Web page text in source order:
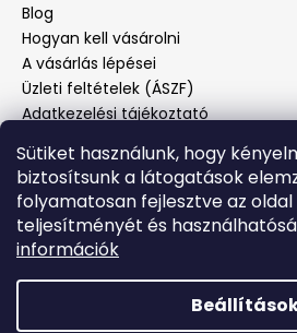
Sütiket használunk, hogy
biztosítsunk a látogatások
folyamatosan fejlesztve az
teljesítményét és
információk
Blog
Hogyan kell vásárolni
A vásárlás lépései
Üzleti feltételek (ÁSZF)
Adatkezelési tájékoztató
Panaszjelenté
Facebook